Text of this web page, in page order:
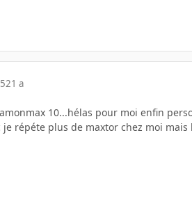
21 a
10...hélas pour moi enfin
répéte plus de maxtor chez moi